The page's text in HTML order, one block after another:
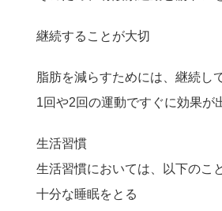
継続することが大切
脂肪を減らすためには、継続し
1回や2回の運動ですぐに効果が
生活習慣
生活習慣においては、以下のこ
十分な睡眠をとる